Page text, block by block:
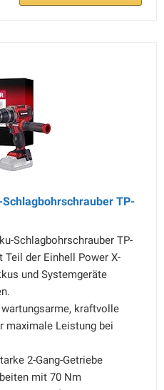
TP-
Schlagbohrschrauber TP-
Teil der Einhell Power X-
und Systemgeräte
kraftvolle
maximale Leistung bei
2-Gang-Getriebe
mit 70 Nm